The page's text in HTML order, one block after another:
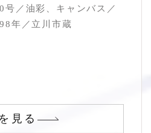
号／油彩、キャンバス／
年／立川市蔵
見る